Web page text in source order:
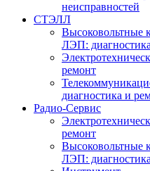
неисправностей
СТЭЛЛ
Высоковольтные
ЛЭП:
ремонт
диагностика и
Радио-Cервис
ремонт
Высоковольтные
ЛЭП: